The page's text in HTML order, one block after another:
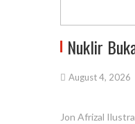
Nuklir
August 4, 2026
Jon Afrizal